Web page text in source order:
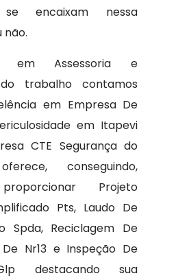
se encaixam nessa
não.
em Assessoria e
trabalho contamos
em Empresa De
em Itapevi
CTE Segurança do
conseguindo,
Projeto
Pts, Laudo De
Spda, Reciclagem De
De Nr13 e Inspeção De
destacando sua